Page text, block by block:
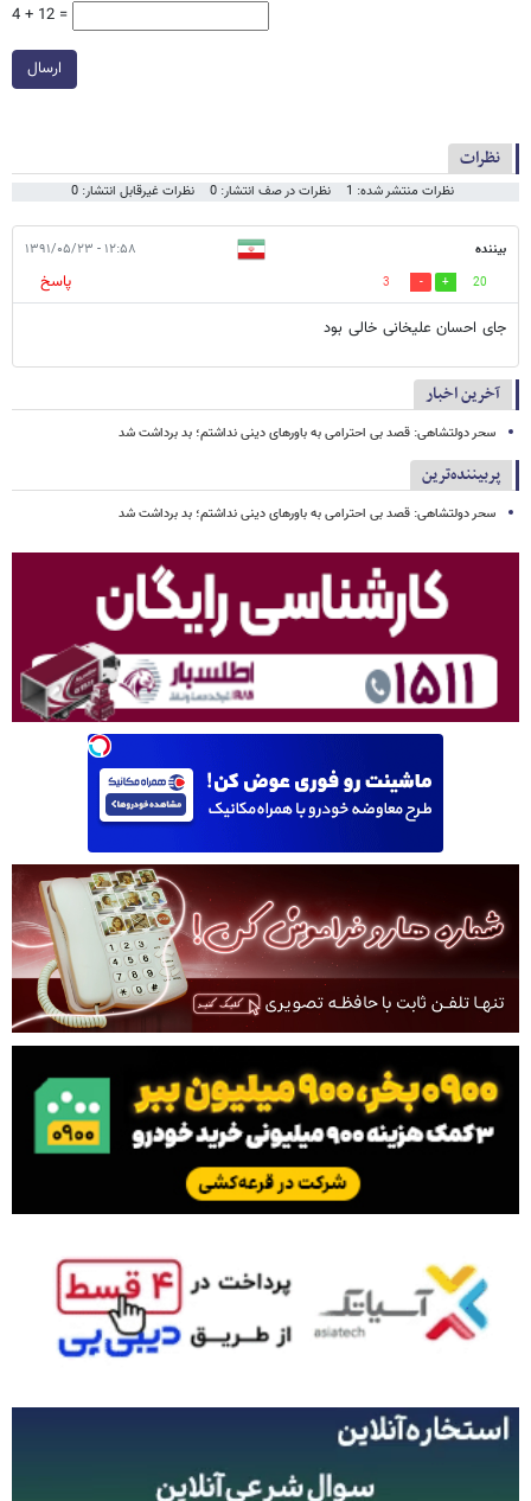
4 + 12 =
ارسال
نظرات
نظرات منتشر شده: 1 نظرات در صف انتشار: 0 نظرات غیرقابل انتشار: 0
بیننده ۱۲:۵۸ - ۱۳۹۱/۰۵/۲۳
20
3
پاسخ
جای احسان علیخانی خالی بود
آخرین اخبار
سحر دولتشاهی: قصد بی احترامی به باورهای دینی نداشتم؛ بد برداشت شد
پربیننده‌ترین
سحر دولتشاهی: قصد بی احترامی به باورهای دینی نداشتم؛ بد برداشت شد